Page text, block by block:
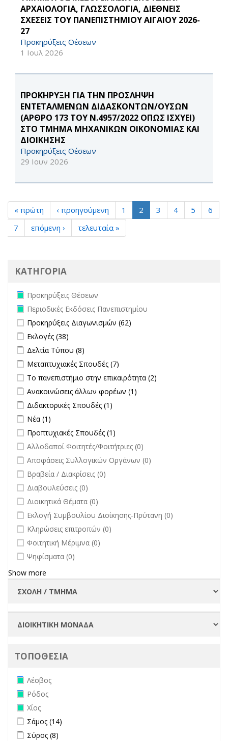
ΑΡΧΑΙΟΛΟΓΙΑ, ΓΛΩΣΣΟΛΟΓΙΑ, ΔΙΕΘΝΕΙΣ
ΣΧΕΣΕΙΣ ΤΟΥ ΠΑΝΕΠΙΣΤΗΜΙΟΥ ΑΙΓΑΙΟΥ 2026-
27
Προκηρύξεις Θέσεων
1 Ιουλ 2026
ΠΡΟΚΗΡΥΞΗ ΓΙΑ ΤΗΝ ΠΡΟΣΛΗΨΗ
ΕΝΤΕΤΑΛΜΕΝΩΝ ΔΙΔΑΣΚΟΝΤΩΝ/ΟΥΣΩΝ
(ΑΡΘΡΟ 173 ΤΟΥ Ν.4957/2022 ΟΠΩΣ ΙΣΧΥΕΙ)
ΣΤΟ ΤΜΗΜΑ ΜΗΧΑΝΙΚΩΝ ΟΙΚΟΝΟΜΙΑΣ ΚΑΙ
ΔΙΟΙΚΗΣΗΣ
Προκηρύξεις Θέσεων
29 Ιουν 2026
« πρώτη ‹ προηγούμενη 1 2 3 4 5
6
7
επόμενη › τελευταία »
ΚΑΤΗΓΟΡΙΑ
Remove Προκηρύξεις Θέσεων filter
Προκηρύξεις Θέσεων
Remove Περιοδικές Εκδόσεις Πανεπιστημίου filter
Περιοδικές Εκδόσεις Πανεπιστημίου
Apply Προκηρύξεις Διαγωνισμών filter
Προκηρύξεις Διαγωνισμών (62)
Apply Εκλογές filter
Εκλογές (38)
Apply Δελτία Τύπου filter
Δελτία Τύπου (8)
Apply Μεταπτυχιακές Σπουδές filter
Μεταπτυχιακές Σπουδές (7)
Apply Το πανεπιστήμιο στην επικαιρότητα filter
Το πανεπιστήμιο στην επικαιρότητα (2)
Apply Ανακοινώσεις άλλων φορέων filter
Ανακοινώσεις άλλων φορέων (1)
Apply Διδακτορικές Σπουδές filter
Διδακτορικές Σπουδές (1)
Apply Νέα filter
Νέα (1)
Apply Προπτυχιακές Σπουδές filter
Προπτυχιακές Σπουδές (1)
undefined
Αλλοδαποί Φοιτητές/Φοιτήτριες (0)
undefined
Αποφάσεις Συλλογικών Οργάνων (0)
undefined
Βραβεία / Διακρίσεις (0)
undefined
Διαβουλεύσεις (0)
undefined
Διοικητικά Θέματα (0)
undefined
Εκλογή Συμβουλίου Διοίκησης-Πρύτανη (0)
undefined
Κληρώσεις επιτροπών (0)
undefined
Φοιτητική Μέριμνα (0)
undefined
Ψηφίσματα (0)
Show more
ΤΟΠΟΘΕΣΙΑ
Remove Λέσβος filter
Λέσβος
Remove Ρόδος filter
Ρόδος
Remove Χίος filter
Χίος
Apply Σάμος filter
Σάμος (14)
Apply Σύρος filter
Σύρος (8)